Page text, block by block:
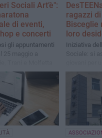
Sociali Art’è":
di eventi,
e concerti
gli appuntamenti
25 maggio a
ragazzi
Bisceglie
loro
Iniziativa
Sociale: si
nazionale.
line per